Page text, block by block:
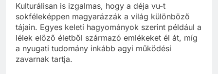
Kulturálisan is izgalmas, hogy a déja vu-t
sokféleképpen magyarázzák a világ különböző
tájain. Egyes keleti hagyományok szerint például a
lélek előző életből származó emlékeket él át, míg
a nyugati tudomány inkább agyi működési
zavarnak tartja.